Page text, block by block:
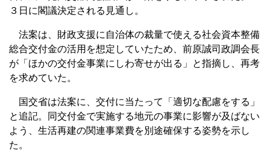
３日に閣議決定される見通し。
法案は、財政支援に自治体の裁量で使える社会資本整備
総合交付金の活用を想定していたため、前原誠司政調会長
が「ほかの交付金事業にしわ寄せが出る」と指摘し、再考
を求めていた。
国交省は法案に、交付に当たって「適切な配慮をする」
と追記。同交付金で実施する地元の事業に影響が及ばない
よう、生活再建の関連事業費を別途確保する姿勢を示し
た。